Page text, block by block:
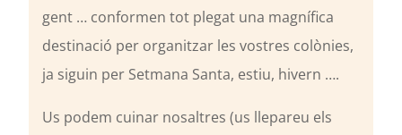
gent … conformen tot plegat una magnífica
destinació per organitzar les vostres colònies,
ja siguin per Setmana Santa, estiu, hivern ….
Us podem cuinar nosaltres (us llepareu els